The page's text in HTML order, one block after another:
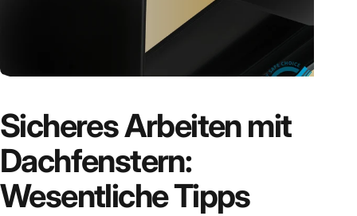
SicheresArbeitenmit
Dachfenstern:
WesentlicheTipps